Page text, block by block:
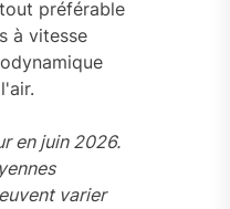
préférable
à vitesse
en juin 2026.
varier